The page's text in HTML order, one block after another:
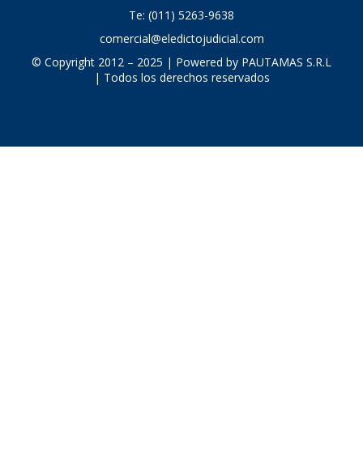
Te: (011) 5263-9638
comercial@eledictojudicial.com
© Copyright 2012 – 2025 | Powered by PAUTAMAS S.R.L
| Todos los derechos reservados